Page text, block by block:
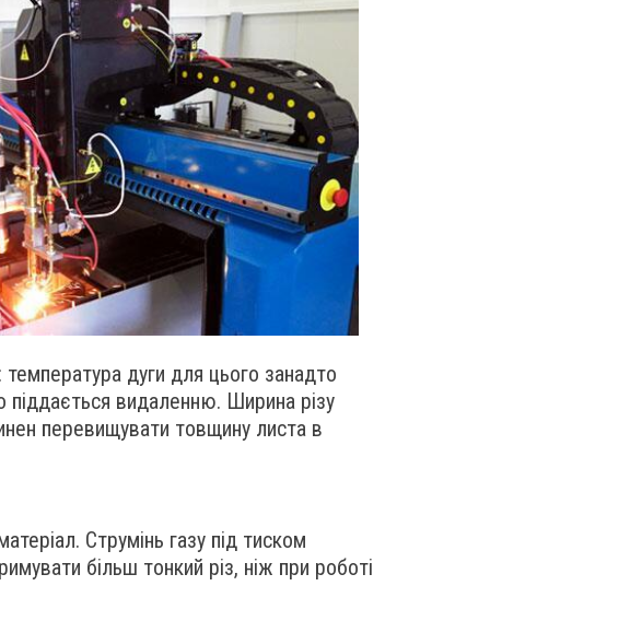
дуги для цього занадто
піддається видаленню. Ширина різу
перевищувати товщину листа в
Струмінь газу під тиском
більш тонкий різ, ніж при роботі